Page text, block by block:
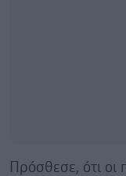
Πρόσθεσε, ότι οι